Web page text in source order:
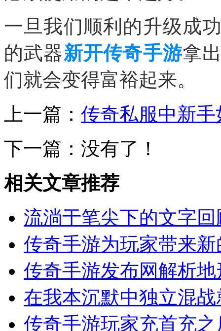
一旦我们顺利的升级成
的武器新开传奇手游拿
们就会变得富裕起来。
上一篇： 传奇私服中新
下一篇：没有了！
相关文章推荐
流淌于笔尖下的文字
传奇手游为玩家带来
传奇手游发布网解析
在我本沉默中独立混
传奇手游玩家充首充